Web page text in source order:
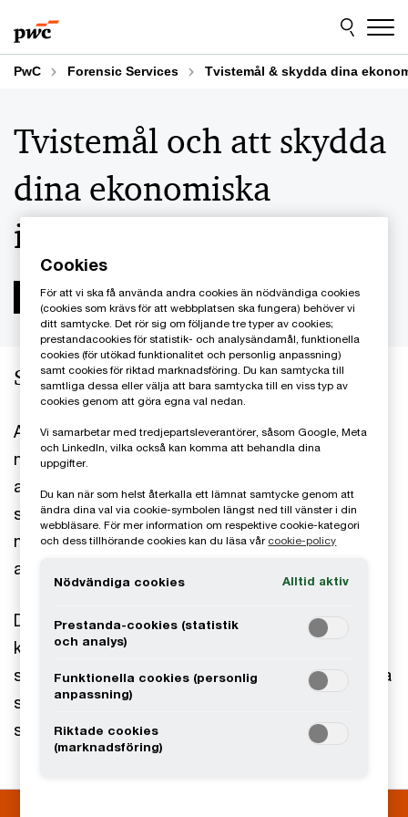
to
content
to
footer
PwC Forensic Services Tvistemål & skydda dina
Tvistemål och att skydda
dina ekonomiska
intressen
Skydda dina ekonomiska intressen
Att vara rätt rustad inför tvister är helt avgörande
när skiljenämnden värderar bevisning och
argument. Vi hjälper dig att skydda dina
strategiska och ekonomiska intressen i samband
med förväntade eller faktiska tvister, oavsett om
anspråk ska mötas eller riktas.
Du kan få hjälp med förebyggande rådgivning,
kvalificerad research, scenariosimulering eller
strategirådgivning. Vi kan även bistå genom agera
som expertvittnen om tvisterna hamnar i
skiljenämnd eller domstol.
Cookies
För att vi ska få använda andra cookies än nödvändiga cookies
(cookies som krävs för att webbplatsen ska fungera) behöver vi
ditt samtycke. Det rör sig om följande tre typer av cookies;
prestandacookies för statistik- och analysändamål, funktionella
cookies (för utökad funktionalitet och personlig anpassning)
samt cookies för riktad marknadsföring. Du kan samtycka till
samtliga dessa eller välja att bara samtycka till en viss typ av
cookies genom att göra egna val nedan.
Vi samarbetar med tredjepartsleverantörer, såsom Google, Meta
och LinkedIn, vilka också kan komma att behandla dina
uppgifter.
Du kan när som helst återkalla ett lämnat samtycke genom att
ändra dina val via cookie-symbolen längst ned till vänster i din
webbläsare. För mer information om respektive cookie-kategori
och dess tillhörande cookies kan du läsa vår cookie-policy
Nödvändiga cookies Alltid aktiv
Prestanda-cookies (statistik
och analys)
Funktionella cookies (personlig
anpassning)
Riktade cookies
(marknadsföring)